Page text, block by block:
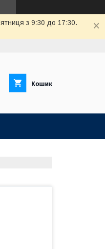
з 9:30 до 17:30.
Кошик